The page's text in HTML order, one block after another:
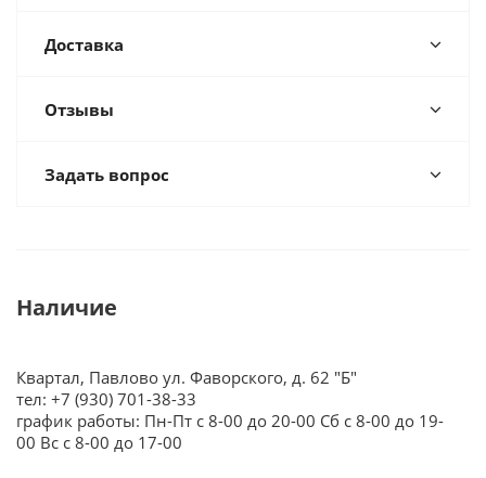
Доставка
Отзывы
Задать вопрос
Наличие
Квартал, Павлово ул. Фаворского, д. 62 "Б"
тел: +7 (930) 701-38-33
график работы: Пн-Пт с 8-00 до 20-00 Сб с 8-00 до 19-
00 Вс с 8-00 до 17-00